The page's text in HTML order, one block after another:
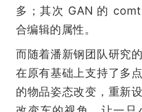
多；其次 GAN 的
合编辑的属性。
而随着潘新钢团队研究
在原有基础上支持了多
的物品姿态改变，重新